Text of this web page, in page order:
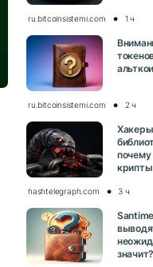
ru.bitcoinsistemi.com 1 ч
ru.bitcoinsistemi.com 2 ч
почему
крипты
hashtelegraph.com 3 ч